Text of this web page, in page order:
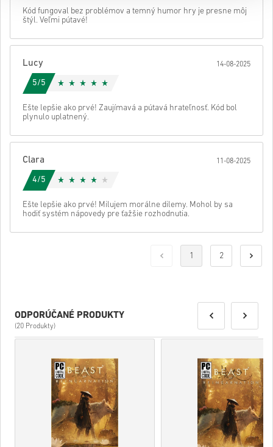
Kód fungoval bez problémov a temný humor hry je presne môj
štýl. Veľmi pútavé!
Lucy 14-08-2025
5/5
Ešte lepšie ako prvé! Zaujímavá a pútavá hrateľnosť. Kód bol
plynulo uplatnený.
Clara 11-08-2025
4/5
Ešte lepšie ako prvé! Milujem morálne dilemy. Mohol by sa
hodiť systém nápovedy pre ťažšie rozhodnutia.
1 2
ODPORÚČANÉ PRODUKTY
(20 Produkty)